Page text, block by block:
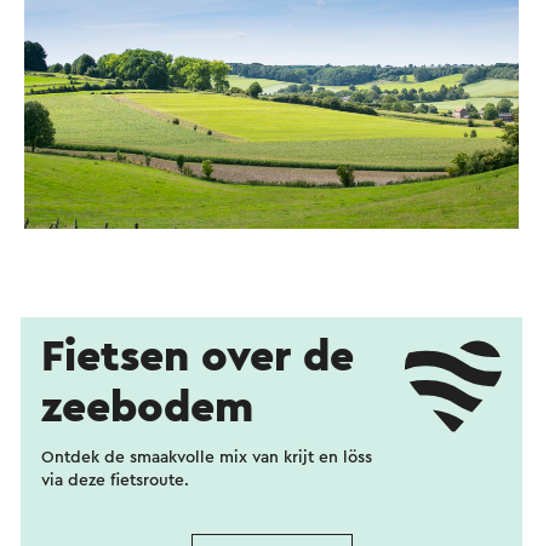
Fietsen over de
zeebodem
Ontdek de smaakvolle mix van krijt en löss
via deze fietsroute.